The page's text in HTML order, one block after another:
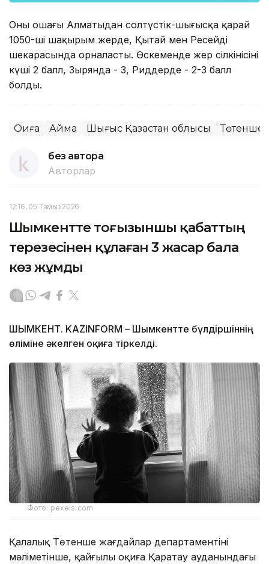
Оның ошағы Алматыдан солтүстік-шығысқа қарай
1050-ші шақырым жерде, Қытай мен Ресейдің
шекарасында орналасты. Өскеменде жер сілкінісінің
күші 2 балл, Зырянда - 3, Риддерде - 2-3 балл
болды.
Оқиға Аймақ Шығыс Қазақстан облысы Төтенше
без автора
Авторлар
12:16, 05 Тамыз 2026
Шымкентте тоғызыншы қабаттың
терезесінен құлаған 3 жасар бала
көз жұмды
ШЫМКЕНТ. KAZINFORM – Шымкентте бүлдіршіннің
өліміне әкелген оқиға тіркелді.
Фото: pexels.com
Қалалық Төтенше жағдайлар департаментінің
мәліметінше, қайғылы оқиға Қаратау ауданындағы